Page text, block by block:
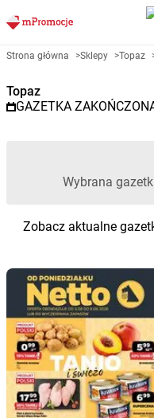
Gazetka
Strona główna >Sklepy >Topaz
Topaz
GAZETKA
Wybrana
Zobacz aktualne